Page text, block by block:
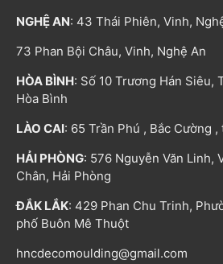
NGHỆ AN: 43 Thái Phiên, Vinh,
73 Phan Bội Châu, Vinh, Nghệ An
HÒA BÌNH: Số 10 Trương Hán Siêu,
Hòa Bình
LÀO CAI: 65 Trần Phú , Bắc Cường
HẢI PHÒNG: 576 Nguyễn Văn Linh,
Chân, Hải Phòng
ĐẮK LẮK: 429 Phan Chu Trinh,
phố Buôn Mê Thuột
hncdecomoulding@gmail.com